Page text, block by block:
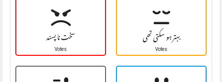
سخت نا پسند
Votes بہتر ہو سکتی تھی
Votes